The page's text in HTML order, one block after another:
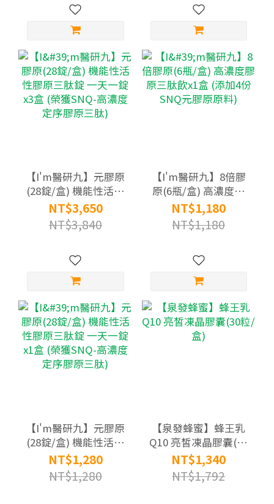
【I'm醫研九】元膠原
(28錠/盒) 機能性活性
膠原三肽錠 一天一錠
x3盒 (榮獲SNQ-高濃
度定序膠原三肽)
NT$3,650
NT$3,840
【I'm醫研九】8倍膠
原(6瓶/盒) 高濃度膠
原三肽飲x1盒 (添加4
份SNQ元膠原原料)
NT$1,180
NT$1,180
【I'm醫研九】元膠原
(28錠/盒) 機能性活性
膠原三肽錠 一天一錠
x1盒 (榮獲SNQ-高濃
度定序膠原三肽)
NT$1,280
NT$1,280
【泉發蜂蜜】蜂王乳
Q10 亮皙凍晶膠囊(30
粒/盒)
NT$1,340
NT$1,792